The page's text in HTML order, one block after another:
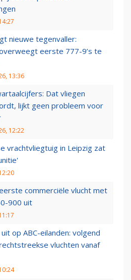
nieuwe tegenvaller:
eerste 777-9’s te
13:36
Dat vliegen
lijkt geen probleem voor
12:22
vrachtvliegtuig in Leipzig zat
commerciële vlucht met
900 uit
op ABC-eilanden: volgend
vluchten vanaf